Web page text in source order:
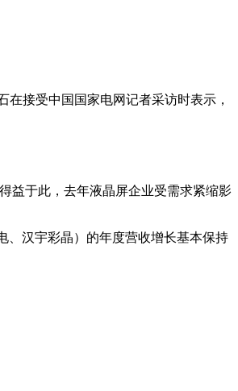
接受中国国家电网记者采访时表示，
益于此，去年液晶屏企业受需求紧缩影
、汉宇彩晶）的年度营收增长基本保持